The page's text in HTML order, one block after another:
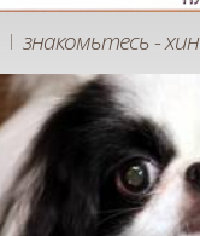
| знакомьтесь - хин